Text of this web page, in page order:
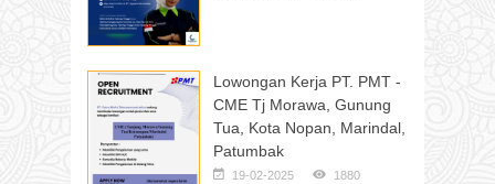
Lowongan Kerja PT. PMT -
CME Tj Morawa, Gunung
Tua, Kota Nopan, Marindal,
Patumbak
19-02-2025 1880